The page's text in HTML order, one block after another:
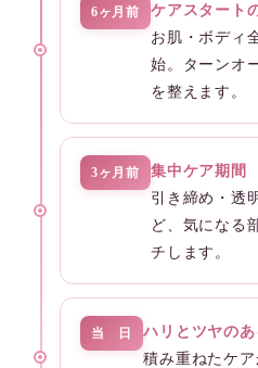
6ヶ月前
ケアスタート
お肌・ボディ
始。ターンオ
を整えます。
3ヶ月前
集中ケア期間
引き締め・透
ど、気になる
チします。
当 日
ハリとツヤの
積み重ねたケ